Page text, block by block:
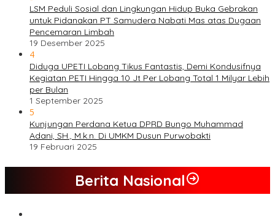
LSM Peduli Sosial dan Lingkungan Hidup Buka Gebrakan
untuk Pidanakan PT Samudera Nabati Mas atas Dugaan
Pencemaran Limbah
19 Desember 2025
4
Diduga UPETI Lobang Tikus Fantastis, Demi Kondusifnya
Kegiatan PETI Hingga 10 Jt Per Lobang Total 1 Milyar Lebih
per Bulan
1 September 2025
5
Kunjungan Perdana Ketua DPRD Bungo Muhammad
Adani, SH., M.k.n. Di UMKM Dusun Purwobakti
19 Februari 2025
Berita Nasional